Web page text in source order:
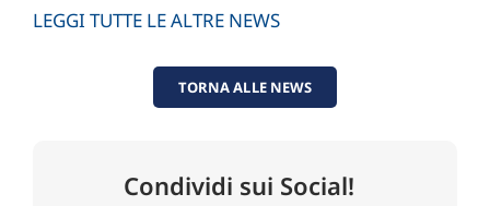
LEGGI TUTTE LE ALTRE NEWS
TORNA ALLE NEWS
Condividi sui Social!